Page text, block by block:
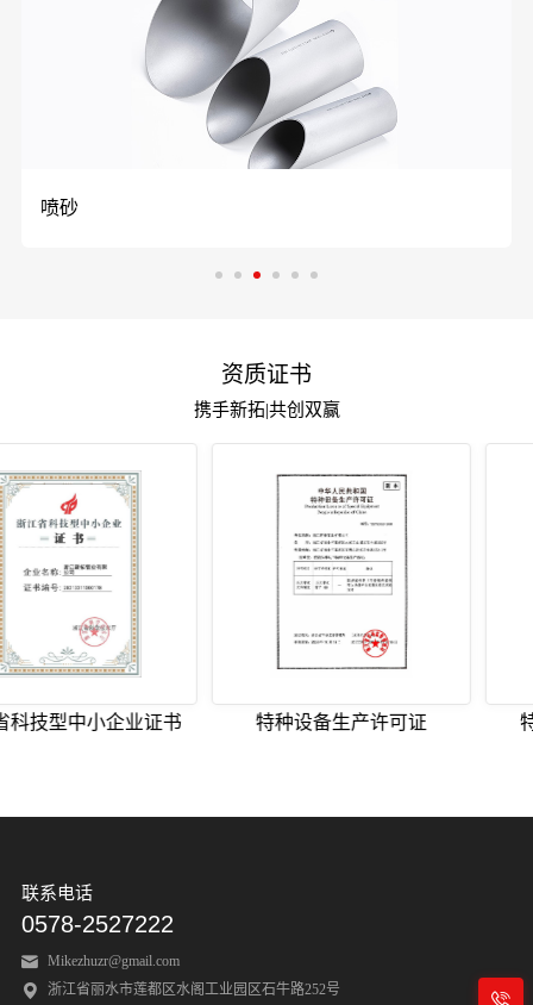
喷砂
资质证书
携手新拓|共创双赢
技型中小企业证书 特种设备生产许可证
联系电话
0578-2527222
Mikezhuzr@gmail.com
浙江省丽水市莲都区水阁工业园区石牛路252号